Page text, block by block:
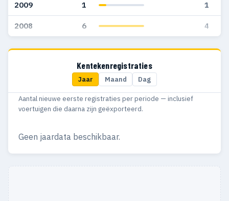
2009 1 1
2008 6 4
Kentekenregistraties
Jaar Maand Dag
Aantal nieuwe eerste registraties per periode — inclusief
voertuigen die daarna zijn geëxporteerd.
Geen jaardata beschikbaar.